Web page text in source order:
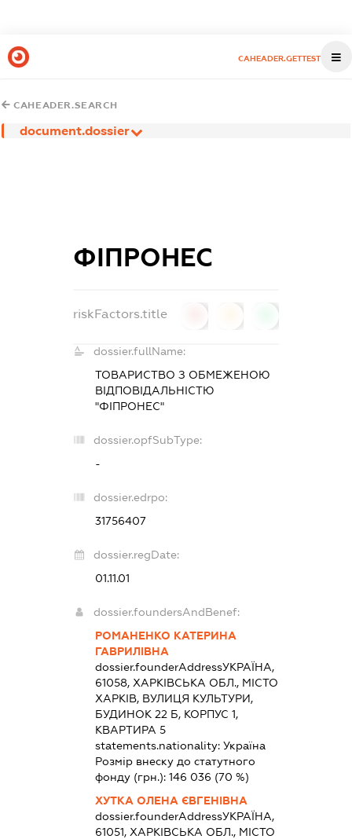
CAHEADER.GETTEST
CAHEADER.SEARCH
document.dossier
ФІПРОНЕС
riskFactors.title
dossier.fullName:
ТОВАРИСТВО З ОБМЕЖЕНОЮ
ВІДПОВІДАЛЬНІСТЮ
"ФІПРОНЕС"
dossier.opfSubType:
-
dossier.edrpo:
31756407
dossier.regDate:
01.11.01
dossier.foundersAndBenef:
РОМАНЕНКО КАТЕРИНА
ГАВРИЛІВНА
dossier.founderAddressУКРАЇНА,
61058, ХАРКІВСЬКА ОБЛ., МІСТО
ХАРКІВ, ВУЛИЦЯ КУЛЬТУРИ,
БУДИНОК 22 Б, КОРПУС 1,
КВАРТИРА 5
statements.nationality: Україна
Розмір внеску до статутного
фонду (грн.): 146 036 (70 %)
ХУТКА ОЛЕНА ЄВГЕНІВНА
dossier.founderAddressУКРАЇНА,
61051, ХАРКІВСЬКА ОБЛ., МІСТО